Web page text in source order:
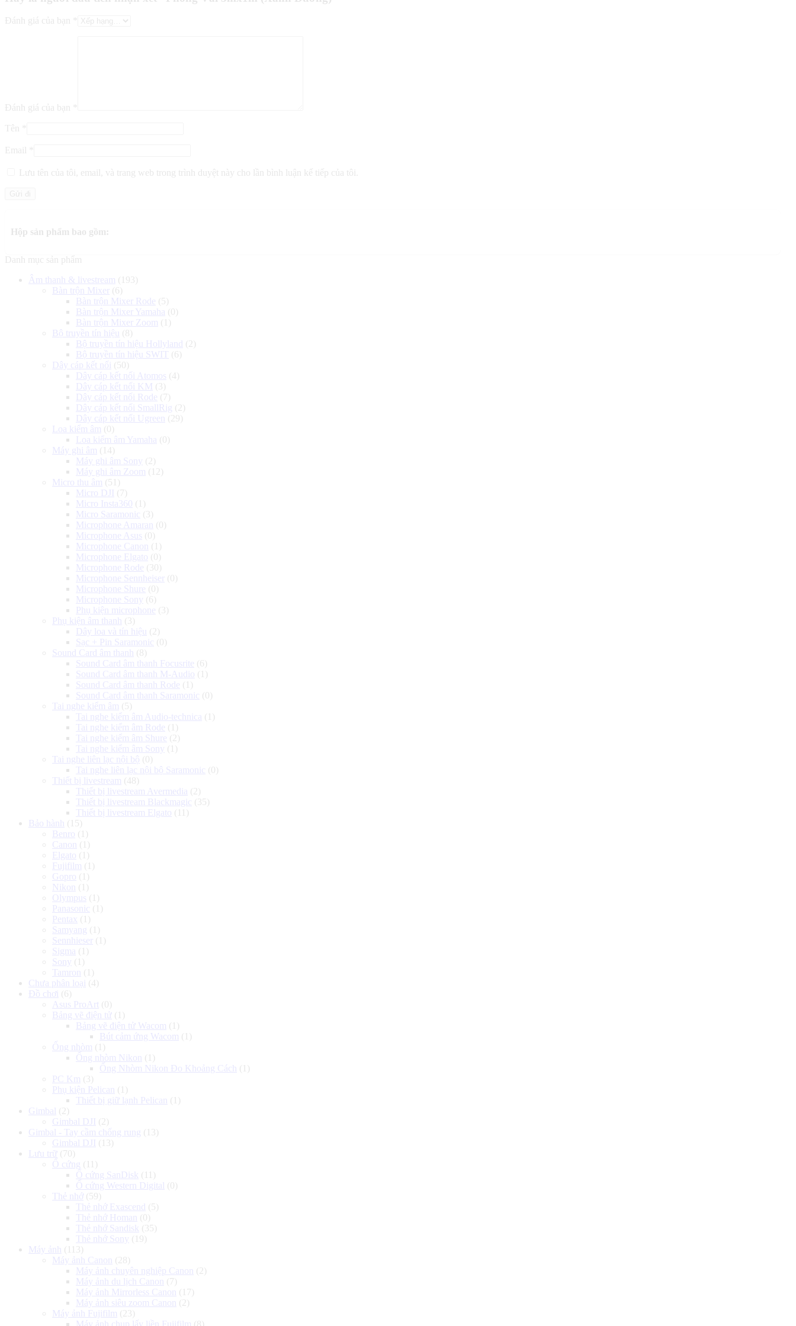
Đánh giá của bạn
Đánh giá của bạn
Tên
Email
Lưu tên của tôi, email, và trang web trong trình duyệt này cho lần bình luận kế tiếp của tôi.
Hộp sản phẩm bao gồm:
Danh mục sản phẩm
Âm thanh & livestream (193)
Bàn trộn Mixer
(6)
Bàn trộn Mixer Rode (5)
Bàn trộn Mixer Yamaha (0)
Bàn trộn Mixer Zoom (1)
Bộ truyền tín hiệu
(8)
Bộ truyền tín hiệu Hollyland
(2)
Bộ truyền tín hiệu SWIT (6)
Dây cáp kết nối (50)
Dây cáp kết nối Atomos (4)
Dây cáp kết nối KM (3)
Dây cáp kết nối Rode (7)
Dây cáp kết nối SmallRig (2)
Dây cáp kết nối Ugreen
(29)
Loa kiểm âm (0)
Loa kiểm âm Yamaha (0)
Máy ghi âm (14)
Máy ghi âm Sony (2)
Máy ghi âm Zoom (12)
Micro thu âm (51)
Micro DJI (7)
Micro Insta360 (1)
Micro Saramonic (3)
Microphone Amaran
(0)
Microphone Asus (0)
Microphone Canon
(1)
Microphone Elgato (0)
Microphone Rode (30)
Microphone Sennheiser
(0)
Microphone Shure (0)
Microphone Sony (6)
Phụ kiện microphone (3)
Phụ kiện âm thanh
(3)
Dây loa và tín hiệu
(2)
Sạc + Pin Saramonic (0)
Sound Card âm thanh
(8)
Sound Card âm thanh Focusrite (6)
Sound Card âm thanh M-Audio (1)
Sound Card âm thanh Rode (1)
Sound Card âm thanh Saramonic (0)
Tai nghe kiểm âm (5)
Tai nghe kiểm âm Audio-technica (1)
Tai nghe kiểm âm Rode (1)
Tai nghe kiểm âm Shure (2)
Tai nghe kiểm âm Sony (1)
Tai nghe liên lạc nội bộ (0)
Tai nghe liên lạc nội bộ Saramonic (0)
Thiết bị livestream (48)
Thiết bị livestream Avermedia (2)
Thiết bị livestream Blackmagic (35)
Thiết bị livestream Elgato (11)
Bảo hành
(15)
Benro (1)
Canon
(1)
Elgato (1)
Fujifilm (1)
Gopro (1)
Nikon
(1)
Olympus (1)
Panasonic (1)
Pentax (1)
Samyang (1)
Sennhieser
(1)
Sigma (1)
Sony (1)
Tamron
(1)
Chưa phân loại (4)
Đồ chơi (6)
Asus ProArt (0)
Bảng vẽ điện tử (1)
Bảng vẽ điện tử Wacom (1)
Bút cảm ứng Wacom (1)
Ống nhòm (1)
Ống nhòm Nikon
(1)
Ống Nhòm Nikon Đo Khoảng Cách
(1)
PC Km (3)
Phụ kiện Pelican
(1)
Thiết bị giữ lạnh Pelican
(1)
Gimbal (2)
Gimbal DJI (2)
Gimbal - Tay cầm chống rung (13)
Gimbal DJI (13)
Lưu trữ (70)
Ổ cứng (11)
Ổ cứng SanDisk (11)
Ổ cứng Western Digital (0)
Thẻ nhớ (59)
Thẻ nhớ Exascend
(5)
Thẻ nhớ Homan
(0)
Thẻ nhớ Sandisk (35)
Thẻ nhớ Sony (19)
Máy ảnh
(113)
Máy ảnh Canon
(28)
Máy ảnh chuyên nghiệp Canon
(2)
Máy ảnh du lịch Canon
(7)
Máy ảnh Mirrorless Canon
(17)
Máy ảnh siêu zoom Canon
(2)
Máy ảnh Fujifilm (23)